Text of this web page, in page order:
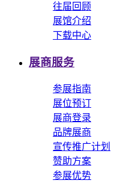
往届回顾
展馆介绍
下载中心
展商服务
参展指南
展位预订
展商登录
品牌展商
宣传推广计划
赞助方案
参展优势